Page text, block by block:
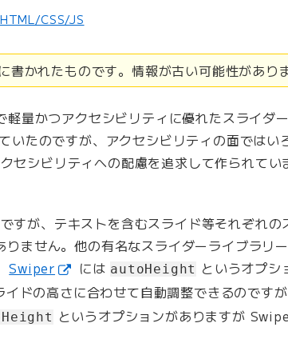
HTML/CSS/JS
かれたものです。情報が古い可能性があり
量かつアクセシビリティに優れたスライダ
いたのですが、アクセシビリティの面ではい
セシビリティへの配慮を追求して作られて
すが、テキストを含むスライド等それぞれの
りません。他の有名なスライダーライブラリ
Swiper には autoHeight というオプシ
イドの高さに合わせて自動調整できるのです
というオプションがありますが